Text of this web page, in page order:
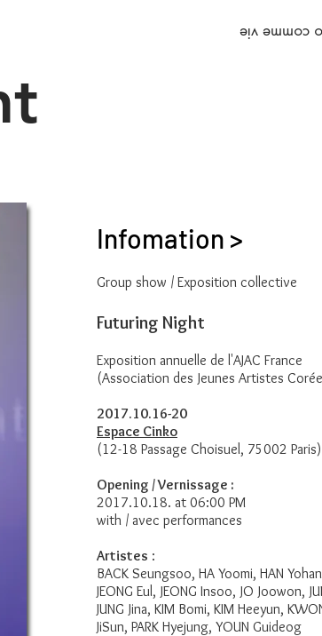
art comme
Infomation >
Group show / Exposition collective
Futuring Night
​Exposition annuelle de l'AJAC France
(Association des Jeunes Artistes
2017.10.16-20
Espace Cinko
(12-18 Passage Choisuel, 75002 Paris)
Opening / Vernissage :
2017.10.18. at 06:00 PM
with / avec performances
Artistes :
BACK Seungsoo, HA Yoomi, HAN
JEONG Eul, JEONG Insoo, JO Joowon,
JUNG Jina, KIM Bomi, KIM Heeyun,
JiSun, PARK Hyejung, YOUN Guideog